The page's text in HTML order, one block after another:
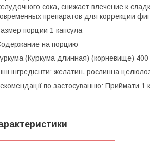
сока, снижает влечение к
препаратов для коррекции
порции 1 капсула
на порцию
(Куркума длинная) (корневище) 400
інгредієнти: желатин, рослинна
по застосуванню: Приймати 1